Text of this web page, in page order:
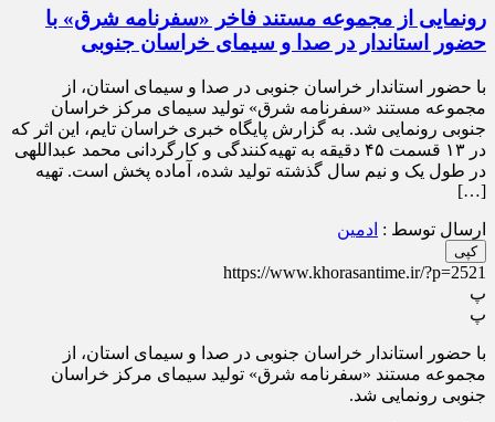
رونمایی از مجموعه مستند فاخر «سفرنامه شرق» با
حضور استاندار در صدا و سیمای خراسان جنوبی
با حضور استاندار خراسان جنوبی در صدا و سیمای استان، از
مجموعه مستند «سفرنامه شرق» تولید سیمای مرکز خراسان
جنوبی رونمایی شد. به گزارش پایگاه خبری خراسان تایم، این اثر که
در ۱۳ قسمت ۴۵ دقیقه به تهیه‌کنندگی و کارگردانی محمد عبداللهی
در طول یک و نیم سال گذشته تولید شده، آماده پخش است. تهیه
[…]
ارسال توسط : ادمین
کپی
https://www.khorasantime.ir/?p=2521
پ
پ
با حضور استاندار خراسان جنوبی در صدا و سیمای استان، از
مجموعه مستند «سفرنامه شرق» تولید سیمای مرکز خراسان
جنوبی رونمایی شد.